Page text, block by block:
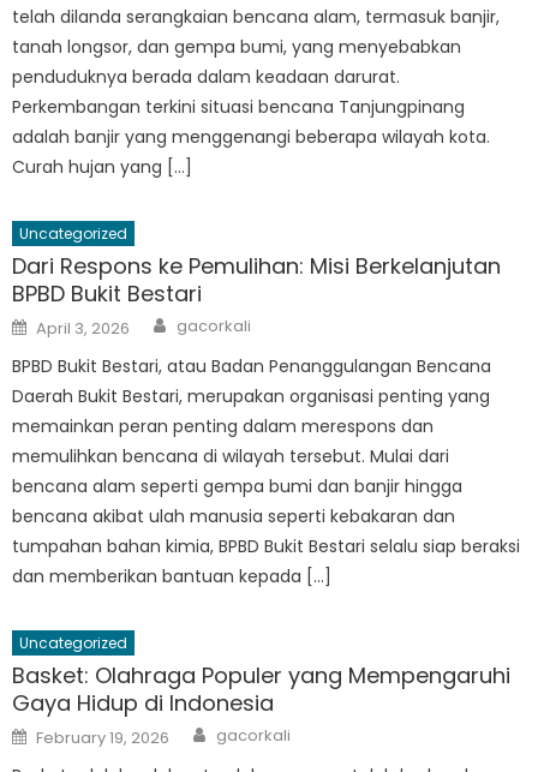
telah dilanda serangkaian bencana alam, termasuk banjir,
tanah longsor, dan gempa bumi, yang menyebabkan
penduduknya berada dalam keadaan darurat.
Perkembangan terkini situasi bencana Tanjungpinang
adalah banjir yang menggenangi beberapa wilayah kota.
Curah hujan yang […]
Uncategorized
Dari Respons ke Pemulihan: Misi Berkelanjutan
BPBD Bukit Bestari
Posted
on
April 3, 2026 Author
gacorkali
BPBD Bukit Bestari, atau Badan Penanggulangan Bencana
Daerah Bukit Bestari, merupakan organisasi penting yang
memainkan peran penting dalam merespons dan
memulihkan bencana di wilayah tersebut. Mulai dari
bencana alam seperti gempa bumi dan banjir hingga
bencana akibat ulah manusia seperti kebakaran dan
tumpahan bahan kimia, BPBD Bukit Bestari selalu siap beraksi
dan memberikan bantuan kepada […]
Uncategorized
Basket: Olahraga Populer yang Mempengaruhi
Gaya Hidup di Indonesia
Posted
on
February 19, 2026 Author
gacorkali